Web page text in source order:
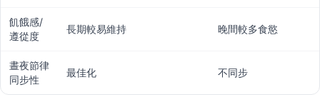
飢餓感/
遵從度
長期較易維持 晚間較多食慾
晝夜節律
同步性
最佳化 不同步